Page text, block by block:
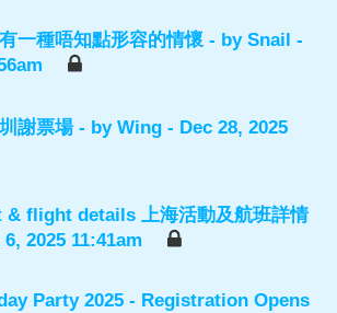
一種唔知點形容的情懷 - by Snail -
謝票場 - by Wing - Dec 28, 2025
& flight details 上海活動及航班詳情
2025 11:41am
Party 2025 - Registration Opens